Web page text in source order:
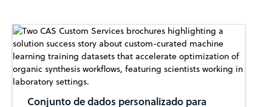
Conjunto de dados personalizado para